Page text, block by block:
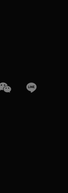
WeChatLine